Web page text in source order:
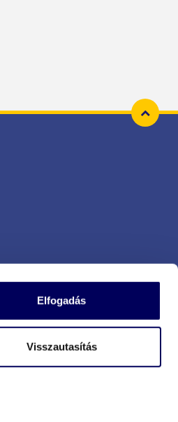
Elfogadás
Visszautasítás